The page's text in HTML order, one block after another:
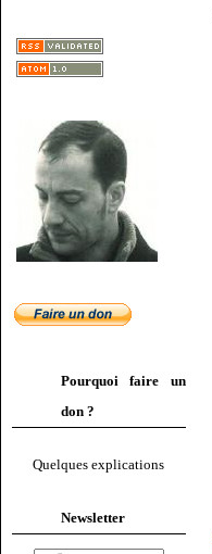
Pourquoi faire un
don ?
Quelques explications
Newsletter